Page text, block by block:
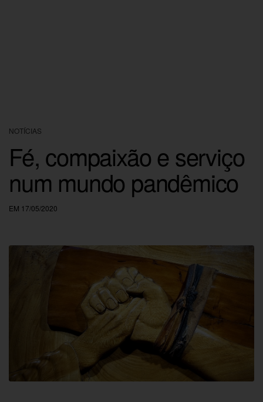
NOTÍCIAS
Fé, compaixão e serviço
num mundo pandêmico
EM 17/05/2020